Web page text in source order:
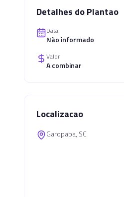
Detalhes do Plantao
Data
Não informado
Valor
A combinar
Localizacao
Garopaba, SC